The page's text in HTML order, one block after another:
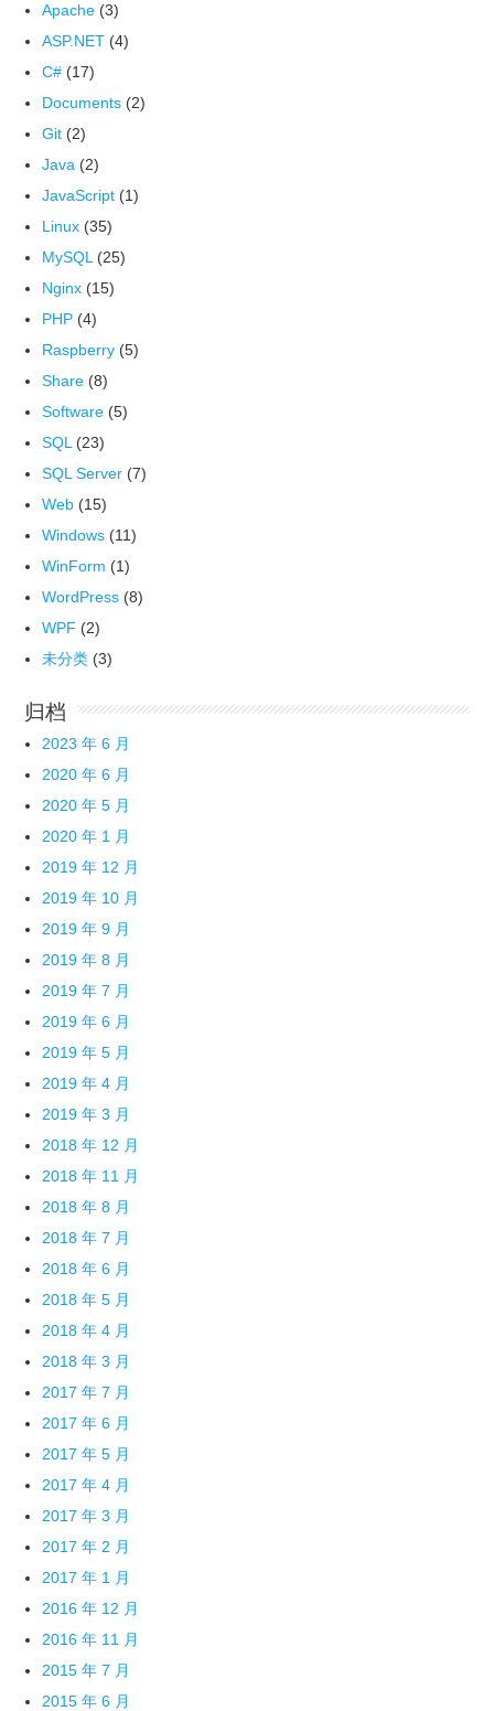
Apache (3)
ASP.NET (4)
C# (17)
Documents (2)
Git (2)
Java (2)
JavaScript (1)
Linux (35)
MySQL (25)
Nginx (15)
PHP (4)
Raspberry (5)
Share (8)
Software (5)
SQL (23)
SQL Server (7)
Web (15)
Windows (11)
WinForm (1)
WordPress (8)
WPF (2)
未分类 (3)
归档
2023 年 6 月
2020 年 6 月
2020 年 5 月
2020 年 1 月
2019 年 12 月
2019 年 10 月
2019 年 9 月
2019 年 8 月
2019 年 7 月
2019 年 6 月
2019 年 5 月
2019 年 4 月
2019 年 3 月
2018 年 12 月
2018 年 11 月
2018 年 8 月
2018 年 7 月
2018 年 6 月
2018 年 5 月
2018 年 4 月
2018 年 3 月
2017 年 7 月
2017 年 6 月
2017 年 5 月
2017 年 4 月
2017 年 3 月
2017 年 2 月
2017 年 1 月
2016 年 12 月
2016 年 11 月
2015 年 7 月
2015 年 6 月